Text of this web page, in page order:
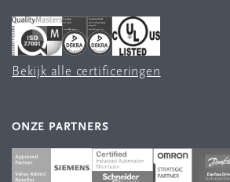
Bekijk alle certificeringen
ONZE PARTNERS